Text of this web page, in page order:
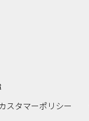
スタマーポリシー